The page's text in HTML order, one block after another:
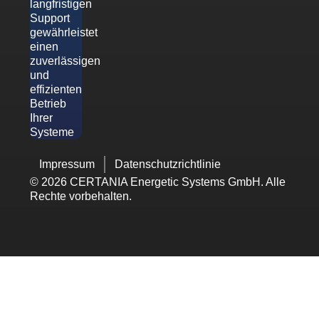
langfristigen
Support
gewährleistet
einen
zuverlässigen
und
effizienten
Betrieb
Ihrer
Systeme
© 2026 CERTANIA Energetic Systems GmbH. Alle
Rechte vorbehalten.
Impressum Datenschutzrichtlinie